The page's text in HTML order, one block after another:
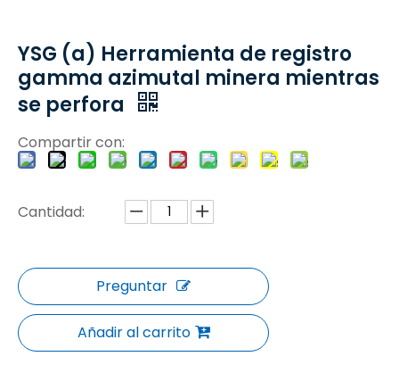
YSG (a) Herramienta de registro
gamma azimutal minera mientras
se perfora
Compartir con:
Cantidad:
Preguntar
Añadir al carrito